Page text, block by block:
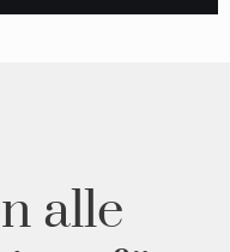
alle